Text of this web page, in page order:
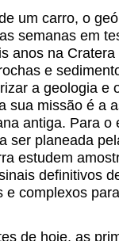
um carro, o
semanas em
anos na
e
a geologia e
sua missão é a
antiga. Para o
ser planeada
estudem
definitivos
complexos
de hoje, as